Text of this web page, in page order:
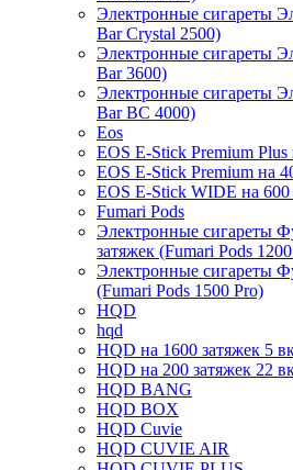
Электронные сигареты
Bar Crystal 2500)
Электронные сигареты
Bar 3600)
Электронные сигареты
Bar BC 4000)
Eos
EOS E-Stick Premium Plus
EOS E-Stick Premium на
EOS E-Stick WIDE на 600
Fumari Pods
Электронные сигареты
затяжек (Fumari Pods
Электронные сигареты
(Fumari Pods 1500 Pro)
HQD
hqd
HQD на 1600 затяжек 5
HQD на 200 затяжек 22
HQD BANG
HQD BOX
HQD Cuvie
HQD CUVIE AIR